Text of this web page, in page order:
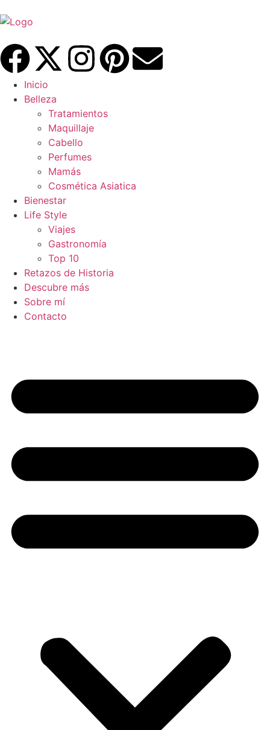
Inicio
Belleza
Tratamientos
Maquillaje
Cabello
Perfumes
Mamás
Cosmética Asiatica
Bienestar
Life Style
Viajes
Gastronomía
Top 10
Retazos de Historia
Descubre más
Sobre mí
Contacto